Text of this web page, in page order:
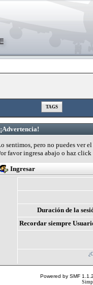
TAGS
¡Advertencia!
sentimos, pero no puedes ver
favor ingresa abajo o haz click
Ingresar
Duración de la
Recordar siempre
Powered by SMF